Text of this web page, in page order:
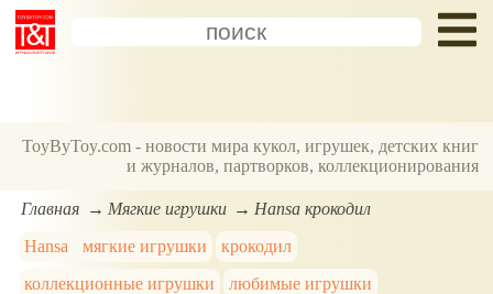
ToyByToy.com - новости мира кукол, игрушек, детских книг
и журналов, партворков, коллекционирования
Главная Мягкие игрушки
Hansa крокодил
Hansa
мягкие игрушки
крокодил
коллекционные игрушки
любимые игрушки